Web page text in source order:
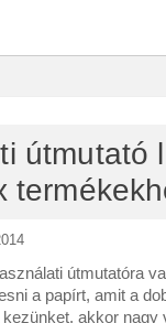
útmutató
útmutatóra
a papírt, amit a
akkor nagy